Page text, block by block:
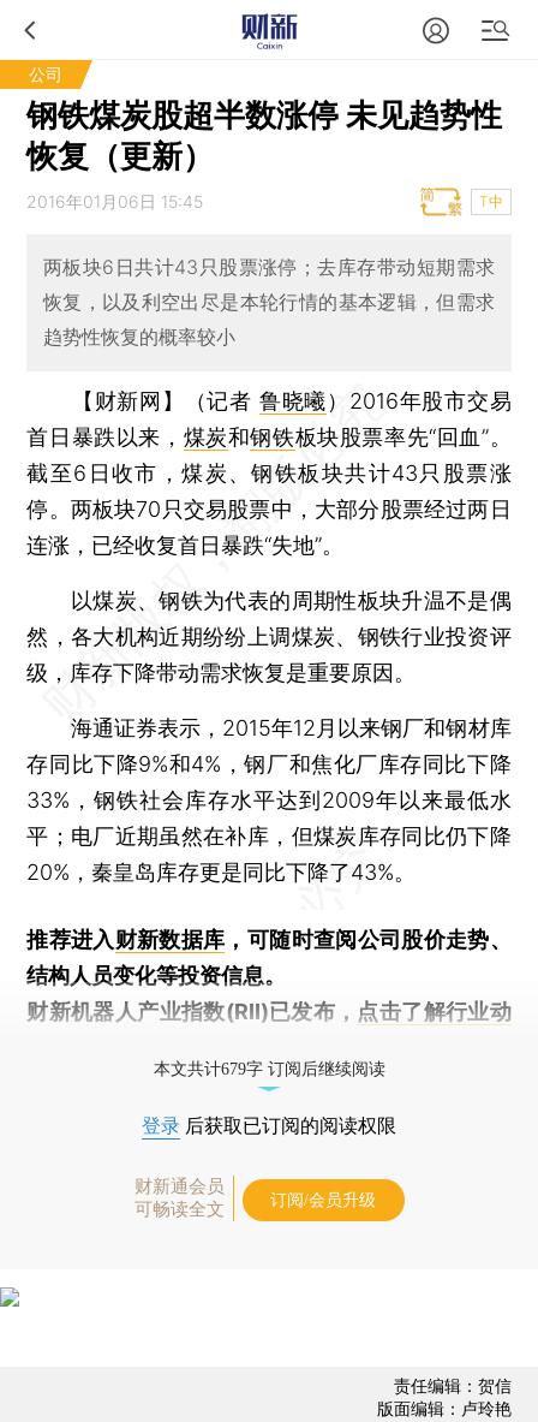
公司
钢铁煤炭股超半数涨停 未见趋势性
恢复（更新）
2016年01月06日 15:45 T中
两板块6日共计43只股票涨停；去库存带动短期需求
恢复，以及利空出尽是本轮行情的基本逻辑，但需求
趋势性恢复的概率较小
【财新网】（记者 鲁晓曦） 2016年股市交易
首日暴跌以来， 煤炭和钢铁板块股票率先“回血”。
截至6日收市，煤炭、钢铁板块共计43只股票涨
停。两板块70只交易股票中，大部分股票经过两日
连涨，已经收复首日暴跌“失地”。
以煤炭、钢铁为代表的周期性板块升温不是偶
然，各大机构近期纷纷上调煤炭、钢铁行业投资评
级，库存下降带动需求恢复是重要原因。
海通证券表示，2015年12月以来钢厂和钢材库
存同比下降9%和4%，钢厂和焦化厂库存同比下降
33%，钢铁社会库存水平达到2009年以来最低水
平；电厂近期虽然在补库，但煤炭库存同比仍下降
20%，秦皇岛库存更是同比下降了43%。
推荐进入财新数据库 ，可随时查阅公司股价走势、
结构人员变化等投资信息。
财新机器人产业指数(RII)已发布， 点击了解行业动
本文共计679字 订阅后继续阅读
登录 后获取已订阅的阅读权限
财新通会员
可畅读全文
订阅/会员升级
责任编辑：贺信
版面编辑：卢玲艳